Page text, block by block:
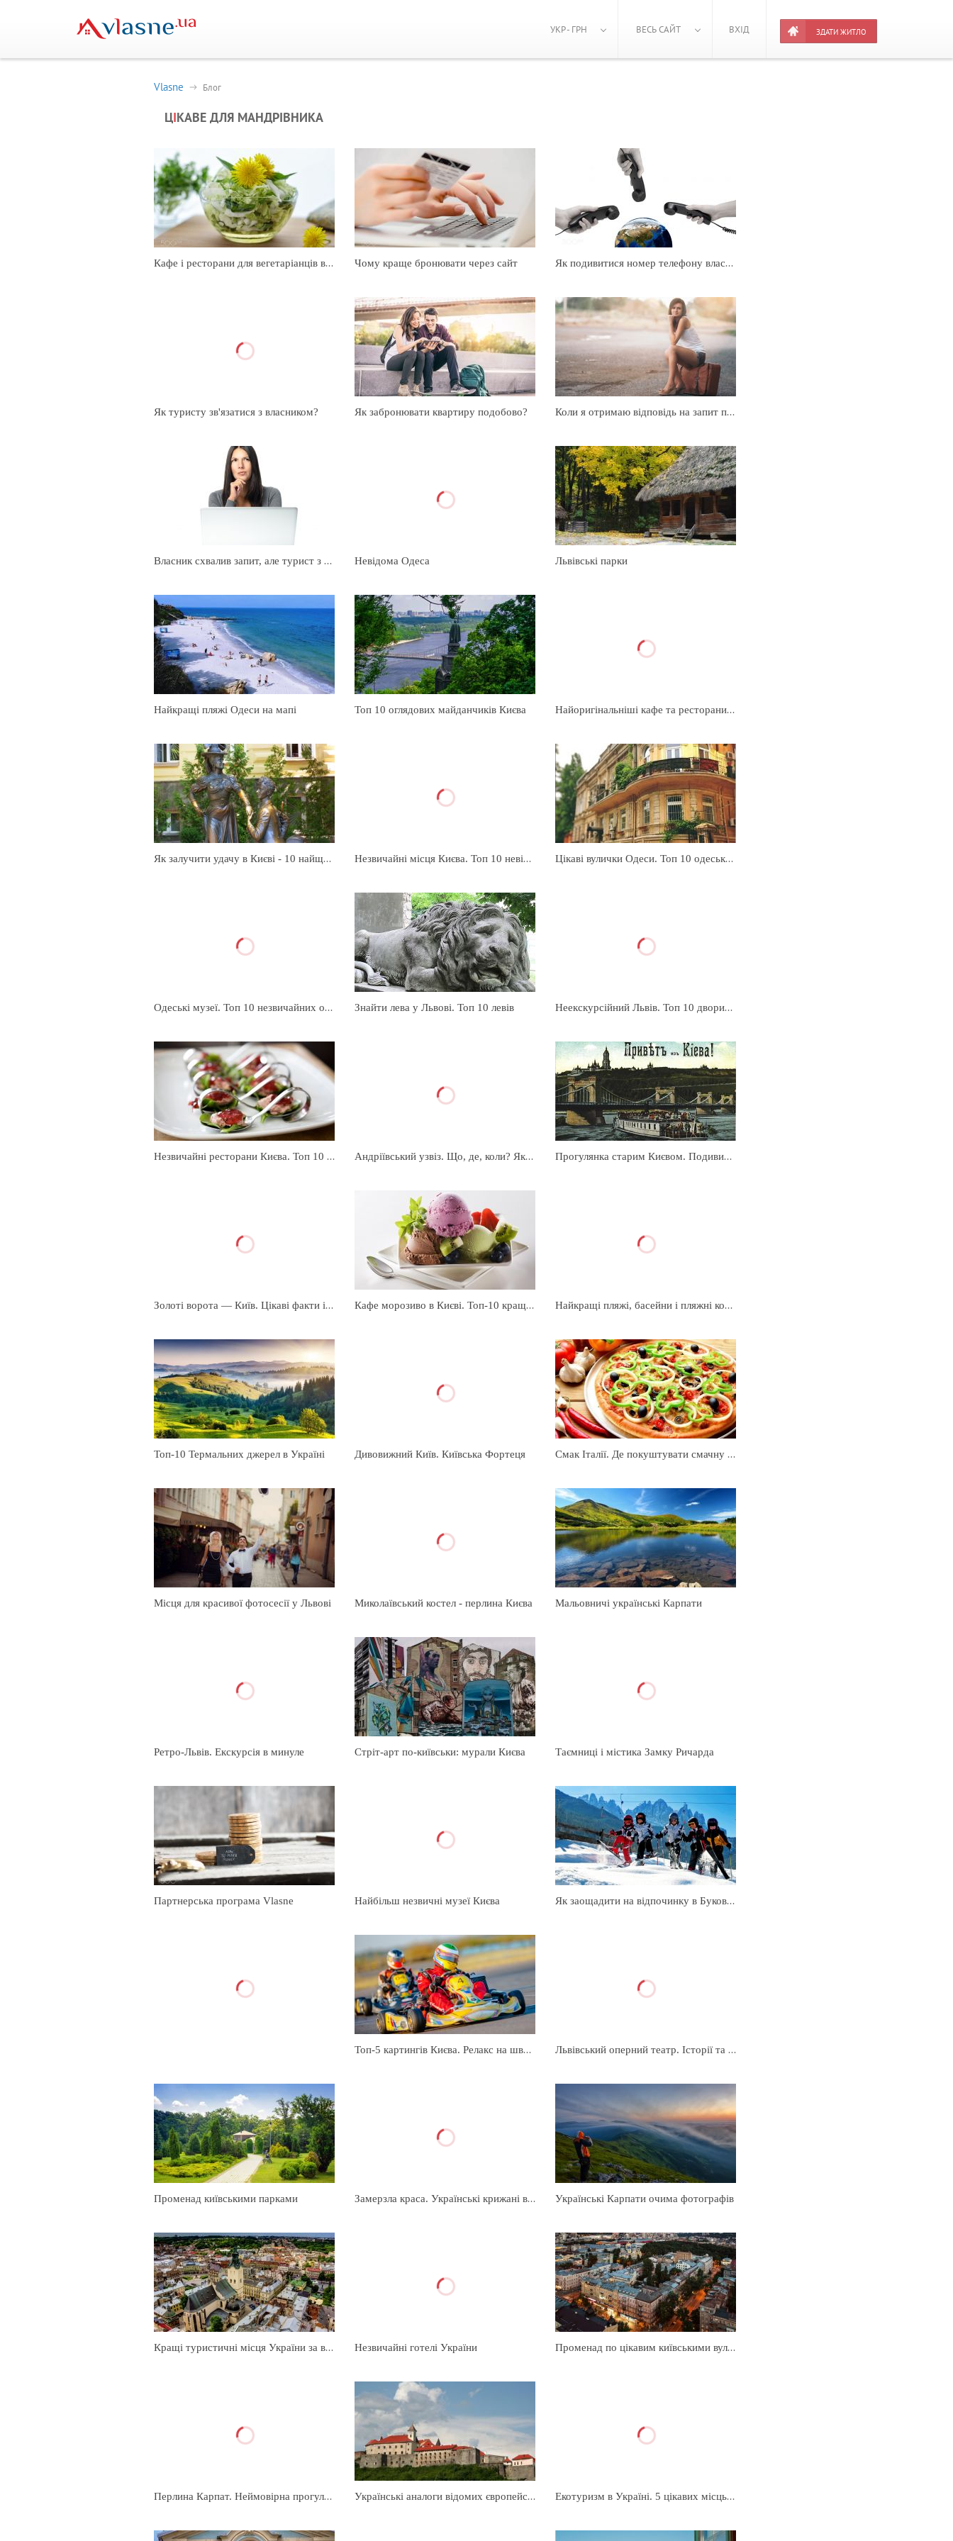
ЗДАТИ ЖИТЛО
УКР - ГРН ВЕСЬ САЙТ ВХІД
Vlasne Блог
ЦІКАВЕ ДЛЯ МАНДРІВНИКА
Кафе і ресторани для вегетаріанців в Києві Чому краще бронювати через сайт Як подивитися номер телефону власника?
Як туристу зв'язатися з власником? Як забронювати квартиру подобово? Коли я отримаю відповідь на запит про бронювання квартири?
Власник схвалив запит, але турист з ним не зв'язується - що робити? Невідома Одеса Львівські парки
Найкращі пляжі Одеси на мапі Топ 10 оглядових майданчиків Києва Найоригінальніші кафе та ресторани Львова
Як залучити удачу в Києві - 10 найщасливіших місць в столиці Незвичайні місця Києва. Топ 10 невідомих вам місць в Києві Цікаві вулички Одеси. Топ 10 одеських вулиць, які варто побачити
Одеські музеї. Топ 10 незвичайних одеських музеїв Знайти лева у Львові. Топ 10 левів Неекскурсійний Львів. Топ 10 двориків Львова
Незвичайні ресторани Києва. Топ 10 тематичних ресторанів столиці Андріївський узвіз. Що, де, коли? Як прекрасно провести час на Андріївському узвозі Прогулянка старим Києвом. Подивитися на Київ по старому або як виглядав Київ у XVIII - XX ст.
Золоті ворота — Київ. Цікаві факти і Фото Кафе морозиво в Києві. Топ-10 кращих місць Найкращі пляжі, басейни і пляжні комплекси Києва
Топ-10 Термальних джерел в Україні Дивовижний Київ. Київська Фортеця Смак Італії. Де покуштувати смачну піцу в Києві
Місця для красивої фотосесії у Львові Миколаївський костел - перлина Києва Мальовничі українські Карпати
Ретро-Львів. Екскурсія в минуле Стріт-арт по-київськи: мурали Києва Таємниці і містика Замку Ричарда
Партнерська програма Vlasne Найбільш незвичні музеї Києва Як заощадити на відпочинку в Буковелі
Топ-5 картингів Києва. Релакс на швидкості Львівський оперний театр. Історії та факти
Променад київськими парками Замерзла краса. Українські крижані водоспади Українські Карпати очима фотографів
Кращі туристичні місця України за версією CNN Незвичайні готелі України Променад по цікавим київськими вулицями
Перлина Карпат. Неймовірна прогулянка в парку Шенборна Українські аналоги відомих європейських пам'яток Екотуризм в Україні. 5 цікавих місць для відпочинку